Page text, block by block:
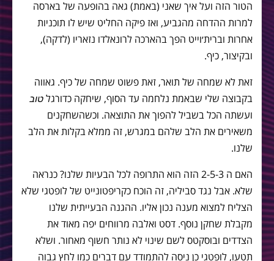
הטור הזה ועל איך שאני (באמת) גאה בהופעה של בארסה
למרות ההדחה מהגביע, ואז פיקה החליט שיש לו תוכניות
אחרות וברית׳וייט הפך בהארכה לרונאלדו נזאריו (לדקה),
ובקיצור, כיף.
זאת לא שמחה של תואר, זאת פשוט שמחה של כיף. גאווה
בקבוצה שלי שבאמת נלחמה עד הסוף, שיחקה כדורגל טוב
ועשתה הכל בשביל להפוך את התוצאה. וכשהשחקנים
משאירים את הלב שלהם במגרש, זה ממלא בקלות את הלב
שלנו.
האם ה 2-5-3 הזה הוא התרופה לכל הבעיות שלנו? כנראה
שלא. אבל נגד סביליה, זה הוכח כקריפטונייט של לופטגי שלא
הצליח למצוא מענה נכון אליו. ההגנה הבעייתית שלנו
מקבלת שחקן נוסף. דסט ואלבה מרווחים יפה מאוד את
הצדדים ובוסקטס לשם שינוי לא נותר חשוף מאחור. ושלא
תטעו, לופטגי כן ניסה להתמודד עם דברים כמו לחץ גבוה